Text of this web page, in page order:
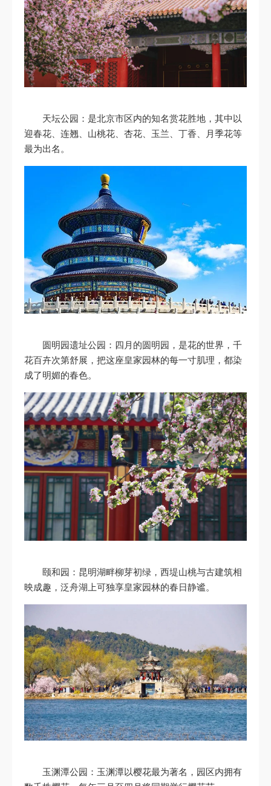
天坛公园：是北京市区内的知名赏花胜地，其中以
迎春花、连翘、山桃花、杏花、玉兰、丁香、月季花等
最为出名。
圆明园遗址公园：四月的圆明园，是花的世界，千
花百卉次第舒展，把这座皇家园林的每一寸肌理，都染
成了明媚的春色。
颐和园：昆明湖畔柳芽初绿，西堤山桃与古建筑相
映成趣，泛舟湖上可独享皇家园林的春日静谧。
玉渊潭公园：玉渊潭以樱花最为著名，园区内拥有